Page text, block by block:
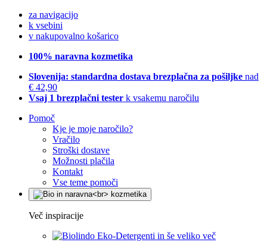
za navigacijo
k vsebini
v nakupovalno košarico
100% naravna kozmetika
Slovenija: standardna dostava brezplačna za pošiljke nad
€ 42,90
Vsaj 1 brezplačni tester k vsakemu naročilu
Pomoč
Kje je moje naročilo?
Vračilo
Stroški dostave
Možnosti plačila
Kontakt
Vse teme pomoči
Več inspiracije
Eko-Detergenti in še veliko več